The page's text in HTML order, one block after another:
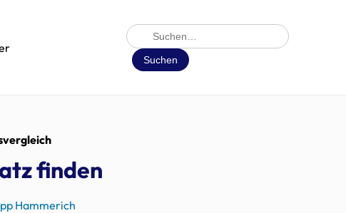
Suche
Suchen
finden
Hammerich